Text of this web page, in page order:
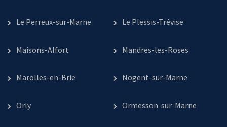
Le Perreux-sur-Marne Le Plessis-Trévise
Maisons-Alfort Mandres-les-Roses
Marolles-en-Brie Nogent-sur-Marne
Orly Ormesson-sur-Marne